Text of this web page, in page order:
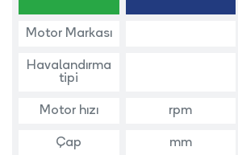
Motor Markası
Havalandırma
tipi
Motor hızı rpm
Çap mm